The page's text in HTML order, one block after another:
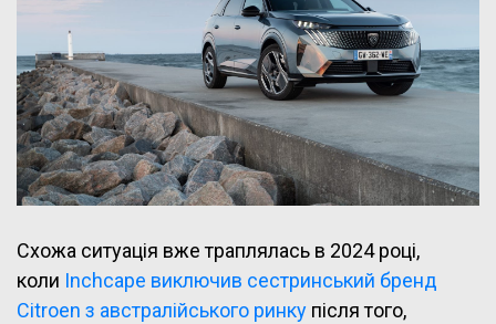
Схожа ситуація вже траплялась в 2024 році,
коли Inchcape виключив сестринський бренд
Citroen з австралійського ринку після того,